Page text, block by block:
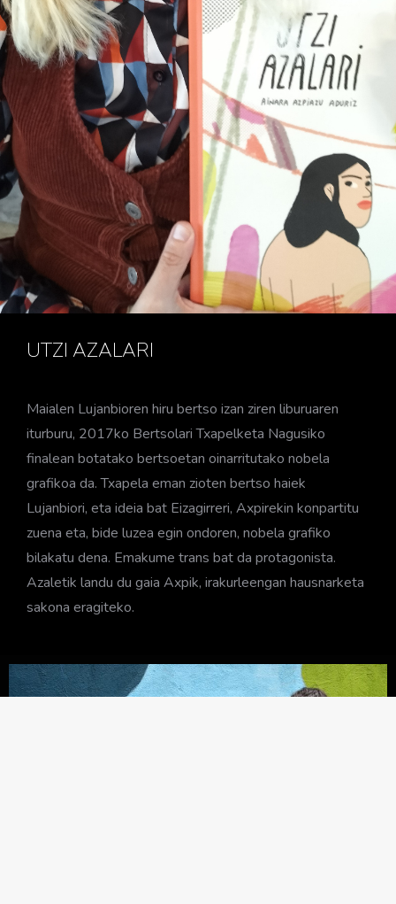
UTZI AZALARI
Maialen Lujanbioren hiru ber­tso izan ziren liburuaren
iturburu, 2017ko Bertsolari Txapelketa Nagusiko
finalean botatako bertsoetan oinarritutako nobela
grafikoa da. Txapela eman zioten bertso haiek
Lujanbiori, eta ideia bat Eizagirreri, Axpirekin konpartitu
zuena eta, bide luzea egin ondoren, nobela grafiko
bilakatu dena. Emakume trans bat da protagonista.
Azaletik landu du gaia Axpik, irakurleengan hausnarketa
sakona eragiteko.